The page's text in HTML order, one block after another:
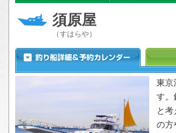
須原屋
（すはらや）
東京
す。
と
の方